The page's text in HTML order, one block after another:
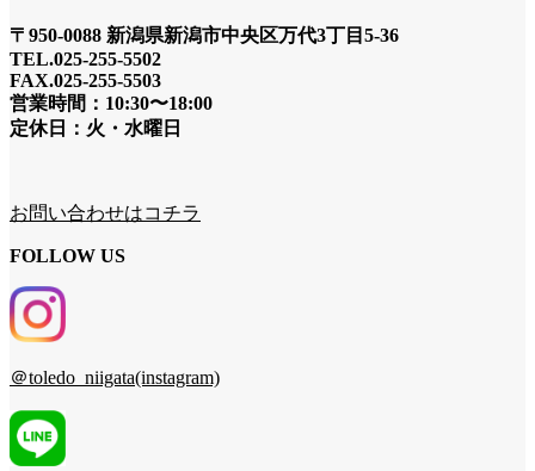
〒950-0088 新潟県新潟市中央区万代3丁目5-36
TEL.025-255-5502
FAX.025-255-5503
営業時間：10:30〜18:00
定休日：火・水曜日
お問い合わせはコチラ
FOLLOW US
＠toledo_niigata(instagram)